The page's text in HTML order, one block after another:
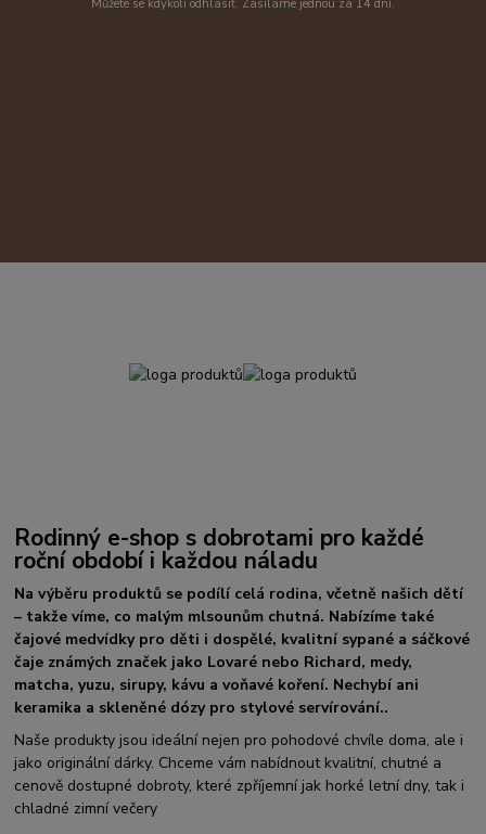
Můžete se kdykoli odhlásit. Zasíláme jednou za 14 dní.
Rodinný e-shop s dobrotami pro každé
roční období i každou náladu
Na výběru produktů se podílí celá rodina, včetně našich dětí
– takže víme, co malým mlsounům chutná. Nabízíme také
čajové medvídky pro děti i dospělé, kvalitní sypané a sáčkové
čaje známých značek jako Lovaré nebo Richard, medy,
matcha, yuzu, sirupy, kávu a voňavé koření. Nechybí ani
keramika a skleněné dózy pro stylové servírování..
Naše produkty jsou ideální nejen pro pohodové chvíle doma, ale i
jako originální dárky. Chceme vám nabídnout kvalitní, chutné a
cenově dostupné dobroty, které zpříjemní jak horké letní dny, tak i
chladné zimní večery